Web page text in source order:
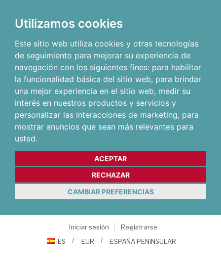
Utilizamos cookies
Este sitio web utiliza cookies y otras tecnologías
de seguimiento para mejorar su experiencia de
navegación con los siguientes fines: para habilitar
la funcionalidad básica del sitio web, para brindar
una mejor experiencia en el sitio web, medir su
interés en nuestros productos y servicios y
personalizar las interacciones de marketing, para
mostrar anuncios que sean más relevantes para
usted.
ACEPTAR
RECHAZAR
CAMBIAR PREFERENCIAS
Iniciar sesión
Registrarse
ES
EUR ESPAÑA PENINSULAR